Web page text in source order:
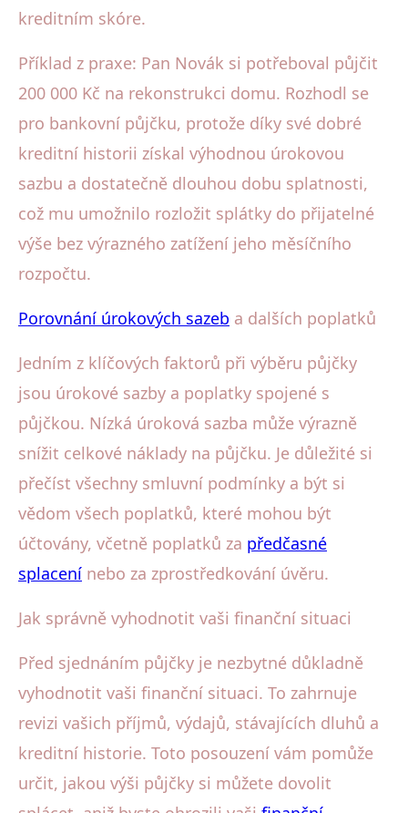
kreditním skóre.
Příklad z praxe: Pan Novák si potřeboval půjčit
200 000 Kč na rekonstrukci domu. Rozhodl se
pro bankovní půjčku, protože díky své dobré
kreditní historii získal výhodnou úrokovou
sazbu a dostatečně dlouhou dobu splatnosti,
což mu umožnilo rozložit splátky do přijatelné
výše bez výrazného zatížení jeho měsíčního
rozpočtu.
Porovnání úrokových sazeb a dalších poplatků
Jedním z klíčových faktorů při výběru půjčky
jsou úrokové sazby a poplatky spojené s
půjčkou. Nízká úroková sazba může výrazně
snížit celkové náklady na půjčku. Je důležité si
přečíst všechny smluvní podmínky a být si
vědom všech poplatků, které mohou být
účtovány, včetně poplatků za předčasné
splacení nebo za zprostředkování úvěru.
Jak správně vyhodnotit vaši finanční situaci
Před sjednáním půjčky je nezbytné důkladně
vyhodnotit vaši finanční situaci. To zahrnuje
revizi vašich příjmů, výdajů, stávajících dluhů a
kreditní historie. Toto posouzení vám pomůže
určit, jakou výši půjčky si můžete dovolit